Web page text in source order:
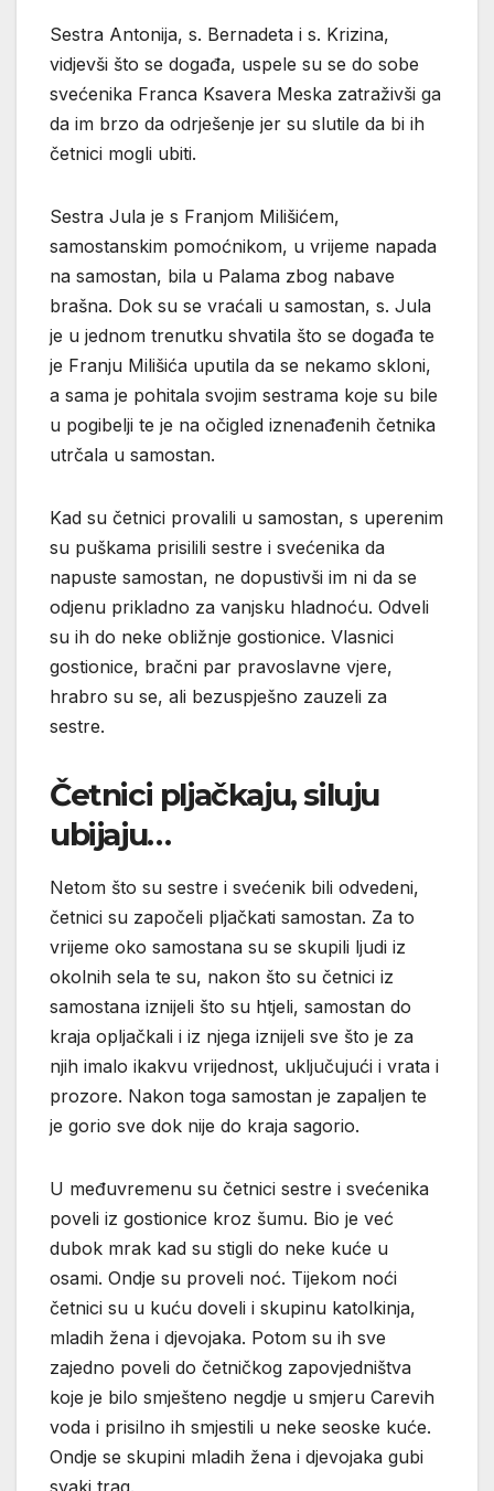
Sestra Antonija, s. Bernadeta i s. Krizina,
vidjevši što se događa, uspele su se do sobe
svećenika Franca Ksavera Meska zatraživši ga
da im brzo da odrješenje jer su slutile da bi ih
četnici mogli ubiti.
Sestra Jula je s Franjom Milišićem,
samostanskim pomoćnikom, u vrijeme napada
na samostan, bila u Palama zbog nabave
brašna. Dok su se vraćali u samostan, s. Jula
je u jednom trenutku shvatila što se događa te
je Franju Milišića uputila da se nekamo skloni,
a sama je pohitala svojim sestrama koje su bile
u pogibelji te je na očigled iznenađenih četnika
utrčala u samostan.
Kad su četnici provalili u samostan, s uperenim
su puškama prisilili sestre i svećenika da
napuste samostan, ne dopustivši im ni da se
odjenu prikladno za vanjsku hladnoću. Odveli
su ih do neke obližnje gostionice. Vlasnici
gostionice, bračni par pravoslavne vjere,
hrabro su se, ali bezuspješno zauzeli za
sestre.
Četnici pljačkaju, siluju
ubijaju…
Netom što su sestre i svećenik bili odvedeni,
četnici su započeli pljačkati samostan. Za to
vrijeme oko samostana su se skupili ljudi iz
okolnih sela te su, nakon što su četnici iz
samostana iznijeli što su htjeli, samostan do
kraja opljačkali i iz njega iznijeli sve što je za
njih imalo ikakvu vrijednost, uključujući i vrata i
prozore. Nakon toga samostan je zapaljen te
je gorio sve dok nije do kraja sagorio.
U međuvremenu su četnici sestre i svećenika
poveli iz gostionice kroz šumu. Bio je već
dubok mrak kad su stigli do neke kuće u
osami. Ondje su proveli noć. Tijekom noći
četnici su u kuću doveli i skupinu katolkinja,
mladih žena i djevojaka. Potom su ih sve
zajedno poveli do četničkog zapovjedništva
koje je bilo smješteno negdje u smjeru Carevih
voda i prisilno ih smjestili u neke seoske kuće.
Ondje se skupini mladih žena i djevojaka gubi